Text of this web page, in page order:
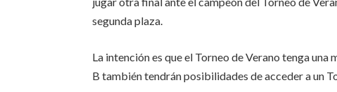
segunda plaza.
La intención es que el Torneo de Verano tenga
B también tendrán posibilidades de acceder a un